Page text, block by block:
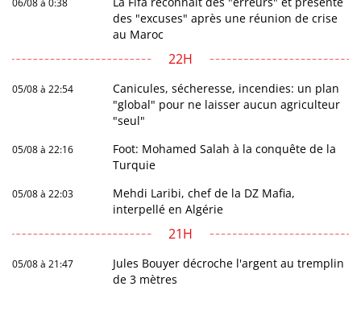
06/08 à 0:38
des "excuses" après une réunion de crise
au Maroc
22H
05/08 à 22:54
Canicules, sécheresse, incendies: un plan
"global" pour ne laisser aucun agriculteur
"seul"
05/08 à 22:16
Foot: Mohamed Salah à la conquête de la
Turquie
05/08 à 22:03
Mehdi Laribi, chef de la DZ Mafia,
interpellé en Algérie
21H
05/08 à 21:47
Jules Bouyer décroche l'argent au tremplin
de 3 mètres